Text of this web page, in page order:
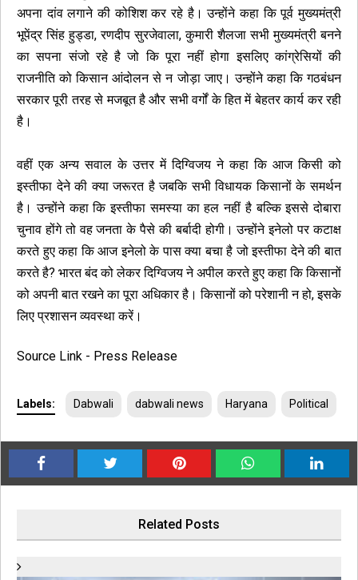
अपना दांव लगाने की कोशिश कर रहे है। उन्होंने कहा कि पूर्व मुख्यमंत्री
भूपेंद्र सिंह हुड्डा, रणदीप सुरजेवाला, कुमारी शैलजा सभी मुख्यमंत्री बनने
का सपना संजो रहे है जो कि पूरा नहीं होगा इसलिए कांग्रेसियों की
राजनीति को किसान आंदोलन से न जोड़ा जाए। उन्होंने कहा कि गठबंधन
सरकार पूरी तरह से मजबूत है और सभी वर्गों के हित में बेहतर कार्य कर रही
है।
वहीं एक अन्य सवाल के उत्तर में दिग्विजय ने कहा कि आज किसी को
इस्तीफा देने की क्या जरूरत है जबकि सभी विधायक किसानों के समर्थन
है। उन्होंने कहा कि इस्तीफा समस्या का हल नहीं है बल्कि इससे दोबारा
चुनाव होंगे तो वह जनता के पैसे की बर्बादी होगी। उन्होंने इनेलो पर कटाक्ष
करते हुए कहा कि आज इनेलो के पास क्या बचा है जो इस्तीफा देने की बात
करते है? भारत बंद को लेकर दिग्विजय ने अपील करते हुए कहा कि किसानों
को अपनी बात रखने का पूरा अधिकार है। किसानों को परेशानी न हो, इसके
लिए प्रशासन व्यवस्था करें।
Source Link - Press Release
Labels: Dabwali dabwali news Haryana Political
Related Posts